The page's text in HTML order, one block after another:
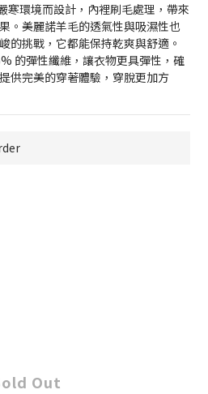
寒環境而設計，內裡刷毛處理，帶來
。美麗諾羊毛的透氣性與吸濕性也
的挑戰，它都能保持乾爽與舒適。
的彈性纖維，讓衣物更具彈性，確
供完美的穿著體驗，穿脫更加方
Out